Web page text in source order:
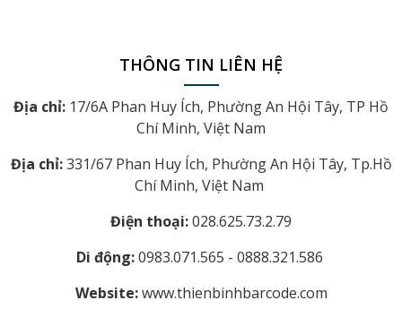
THÔNG TIN LIÊN HỆ
Địa chỉ: 17/6A Phan Huy Ích, Phường An Hội Tây, TP Hồ
Chí Minh, Việt Nam
Địa chỉ:331/67 Phan Huy Ích, Phường An Hội Tây, Tp.Hồ
Chí Minh, Việt Nam
Điện thoại:028.625.73.2.79
Di động:0983.071.565 - 0888.321.586
Website:www.thienbinhbarcode.com